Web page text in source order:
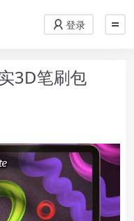
登录
3D笔刷包